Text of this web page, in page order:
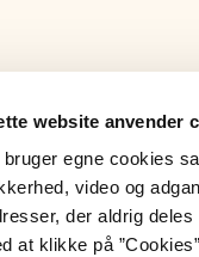
website anvender
bruger egne cookies
video og
der aldrig
at klikke på